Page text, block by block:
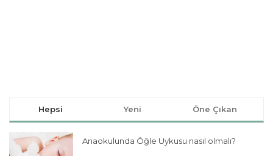
Hepsi Yeni Öne Çıkan
Anaokulunda Öğle Uykusu nasıl olmalı?